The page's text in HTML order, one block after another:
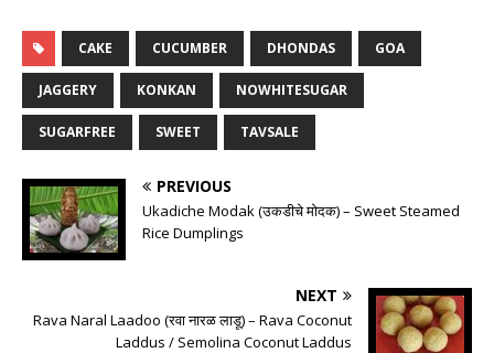
CAKE CUCUMBER DHONDAS GOA
JAGGERY KONKAN NOWHITESUGAR
SUGARFREE SWEET TAVSALE
PREVIOUS
Ukadiche Modak (उकडीचे मोदक) – Sweet Steamed
Rice Dumplings
NEXT
Rava Naral Laadoo (रवा नारळ लाडू) – Rava Coconut
Laddus / Semolina Coconut Laddus